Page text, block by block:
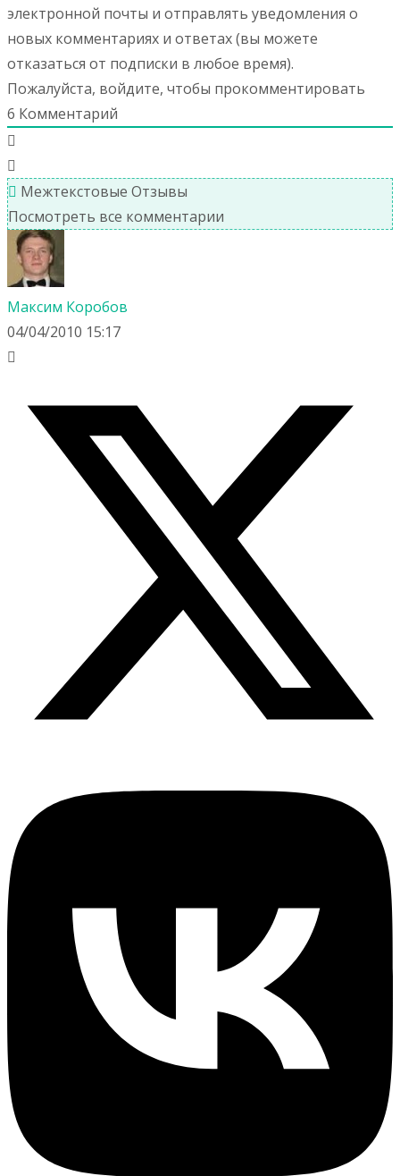
электронной почты и отправлять уведомления о
новых комментариях и ответах (вы можете
отказаться от подписки в любое время).
Пожалуйста, войдите, чтобы прокомментировать
6 Комментарий
Межтекстовые Отзывы
Посмотреть все комментарии
Максим Коробов
04/04/2010 15:17